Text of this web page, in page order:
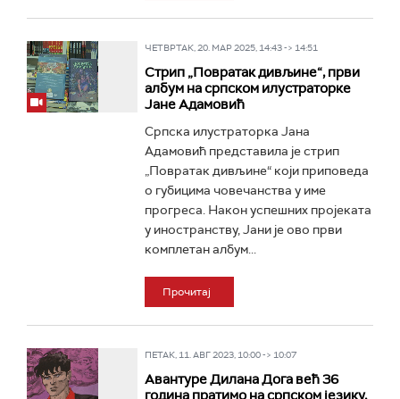
ЧЕТВРТАК, 20. МАР 2025, 14:43 -> 14:51
Стрип „Повратак дивљине“, први
албум на српском илустраторке
Јане Адамовић
Српска илустраторка Јана
Адамовић представила је стрип
„Повратак дивљине“ који приповеда
о губицима човечанства у име
прогреса. Након успешних пројеката
у иностранству, Јани је ово први
комплетан албум...
Прочитај
ПЕТАК, 11. АВГ 2023, 10:00 -> 10:07
Авантуре Дилана Дога већ 36
година пратимо на српском језику,